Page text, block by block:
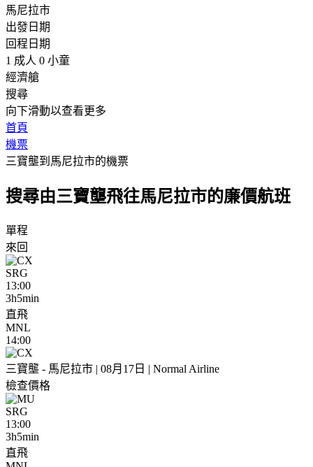
馬尼拉市
出發日期
回程日期
1 成人 0 小童
經濟艙
搜尋
向下滑動以查看更多
首頁
機票
三寶壟到馬尼拉市的機票
搜尋由三寶壟飛往馬尼拉市的廉價航班
單程
來回
SRG
13:00
3h5min
直飛
MNL
14:00
三寶壟 - 馬尼拉市 | 08月17日 | Normal Airline
檢查價格
SRG
13:00
3h5min
直飛